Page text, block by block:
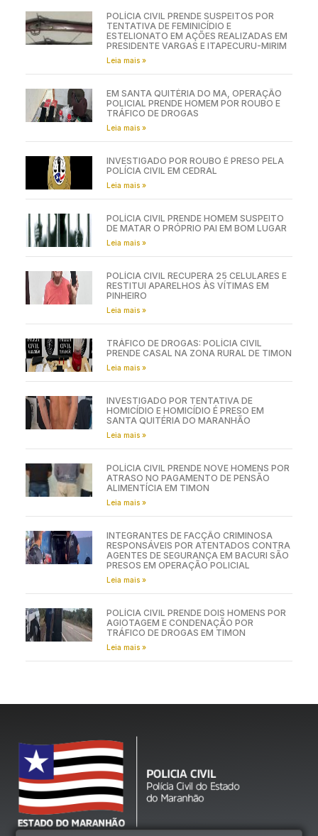
POLÍCIA CIVIL PRENDE SUSPEITOS POR
TENTATIVA DE FEMINICÍDIO E
ESTELIONATO EM AÇÕES REALIZADAS EM
PRESIDENTE VARGAS E ITAPECURU-MIRIM
Leia mais »
EM SANTA QUITÉRIA DO MA, OPERAÇÃO
POLICIAL PRENDE HOMEM POR ROUBO E
TRÁFICO DE DROGAS
Leia mais »
INVESTIGADO POR ROUBO É PRESO PELA
POLÍCIA CIVIL EM CEDRAL
Leia mais »
POLÍCIA CIVIL PRENDE HOMEM SUSPEITO
DE MATAR O PRÓPRIO PAI EM BOM LUGAR
Leia mais »
POLÍCIA CIVIL RECUPERA 25 CELULARES E
RESTITUI APARELHOS ÀS VÍTIMAS EM
PINHEIRO
Leia mais »
TRÁFICO DE DROGAS: POLÍCIA CIVIL
PRENDE CASAL NA ZONA RURAL DE TIMON
Leia mais »
INVESTIGADO POR TENTATIVA DE
HOMICÍDIO E HOMICÍDIO É PRESO EM
SANTA QUITÉRIA DO MARANHÃO
Leia mais »
POLÍCIA CIVIL PRENDE NOVE HOMENS POR
ATRASO NO PAGAMENTO DE PENSÃO
ALIMENTÍCIA EM TIMON
Leia mais »
INTEGRANTES DE FACÇÃO CRIMINOSA
RESPONSÁVEIS POR ATENTADOS CONTRA
AGENTES DE SEGURANÇA EM BACURI SÃO
PRESOS EM OPERAÇÃO POLICIAL
Leia mais »
POLÍCIA CIVIL PRENDE DOIS HOMENS POR
AGIOTAGEM E CONDENAÇÃO POR
TRÁFICO DE DROGAS EM TIMON
Leia mais »